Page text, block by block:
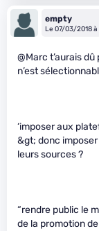
empty
Le 07/03/2018 à
@Marc t’aurais
n’est
‘imposer aux
&gt; donc
leurs sources ?
“rendre public le
de la promotion